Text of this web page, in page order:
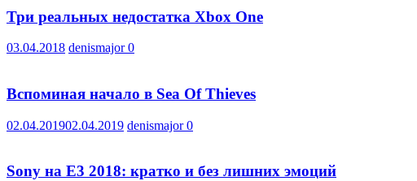
Три реальных недостатка Xbox One
03.04.2018 denismajor0
Вспоминая начало в Sea Of Thieves
02.04.201902.04.2019 denismajor0
Sony на E3 2018: кратко и без лишних эмоций